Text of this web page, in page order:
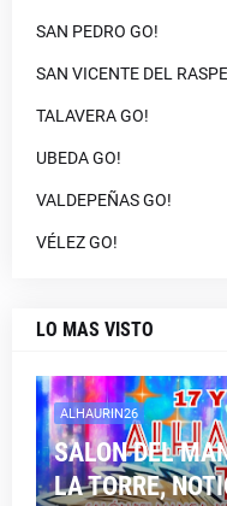
SAN PEDRO GO!
SAN VICENTE DEL
TALAVERA GO!
UBEDA GO!
VALDEPEÑAS GO!
VÉLEZ GO!
LO MAS VISTO
ALHAURIN26
SALON DEL
LA TORRE,